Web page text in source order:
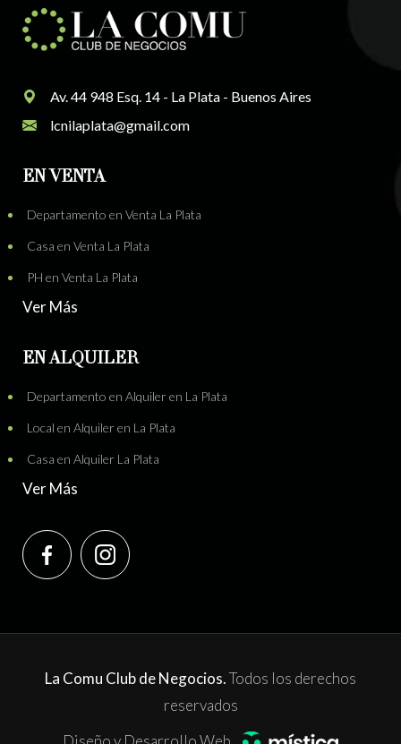
Av. 44 948 Esq. 14 - La Plata - Buenos Aires
lcnilaplata@gmail.com
EN VENTA
Departamento en Venta La Plata
Casa en Venta La Plata
PH en Venta La Plata
Ver Más
EN ALQUILER
Departamento en Alquiler en La Plata
Local en Alquiler en La Plata
Casa en Alquiler La Plata
Ver Más
La Comu Club de Negocios.Todos los derechos
reservados